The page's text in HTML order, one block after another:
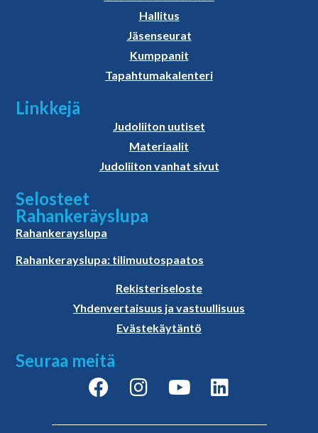
Hallitus
Jäsenseurat
Kumppanit
Tapahtumakalenteri
Linkkejä
Judoliiton uutiset
Materiaalit
Judoliiton vanhat sivut
Selosteet
Rahankeräyslupa
Rahankerayslupa
Rahankerayslupa: tilimuutospaatos
Rekisteriseloste
Yhdenvertaisuus ja vastuullisuus
Evästekäytäntö
Seuraa meitä